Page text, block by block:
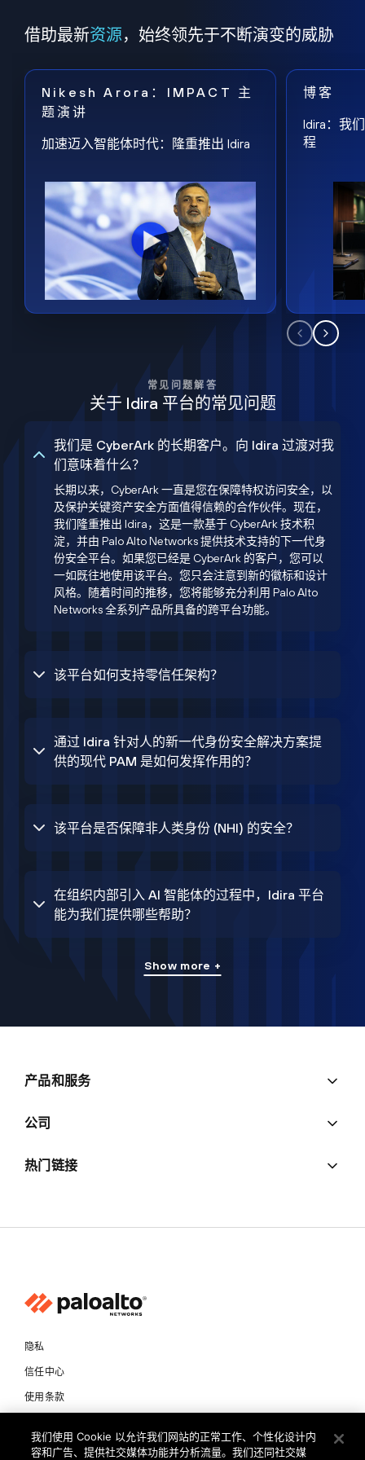
借助最新资源，始终领先于不断演变的威胁
Nikesh Arora：IMPACT 主
题演讲
加速迈入智能体时代：隆重推出 Idira
博客
Idira：我
程
常见问题解答
关于 Idira 平台的常见问题
我们是 CyberArk 的长期客户。向 Idira 过渡对我
们意味着什么？
长期以来，CyberArk 一直是您在保障特权访问安全，以
及保护关键资产安全方面值得信赖的合作伙伴。现在，
我们隆重推出 Idira，这是一款基于 CyberArk 技术积
淀，并由 Palo Alto Networks 提供技术支持的下一代身
份安全平台。如果您已经是 CyberArk 的客户，您可以
一如既往地使用该平台。您只会注意到新的徽标和设计
风格。随着时间的推移，您将能够充分利用 Palo Alto
Networks 全系列产品所具备的跨平台功能。
该平台如何支持零信任架构？
通过 Idira 针对人的新一代身份安全解决方案提
供的现代 PAM 是如何发挥作用的？
该平台是否保障非人类身份 (NHI) 的安全？
在组织内部引入 AI 智能体的过程中，Idira 平台
能为我们提供哪些帮助？
Show more +
产品和服务
公司
热门链接
隐私
信任中心
使用条款
我们使用 Cookie 以允许我们网站的正常工作、个性化设计内
容和广告、提供社交媒体功能并分析流量。我们还同社交媒